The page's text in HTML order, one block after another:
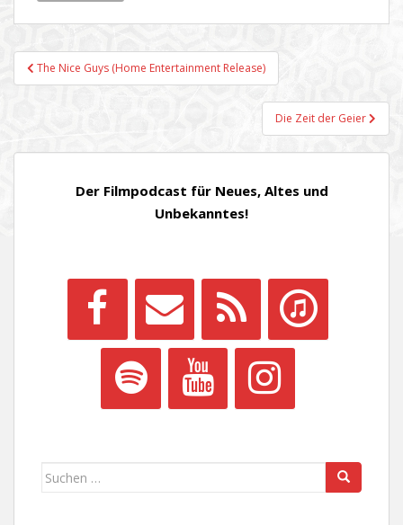
Beitragsnavigation
The Nice Guys (Home Entertainment Release)
Die Zeit der Geier
Der Filmpodcast für Neues, Altes und
Unbekanntes!
Suchen